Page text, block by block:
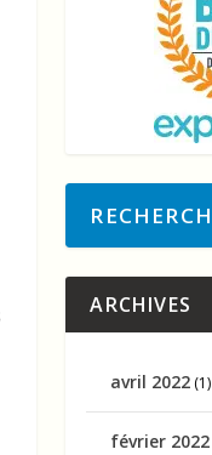
ARCHIVES
avril 2022 (1)
février 2022